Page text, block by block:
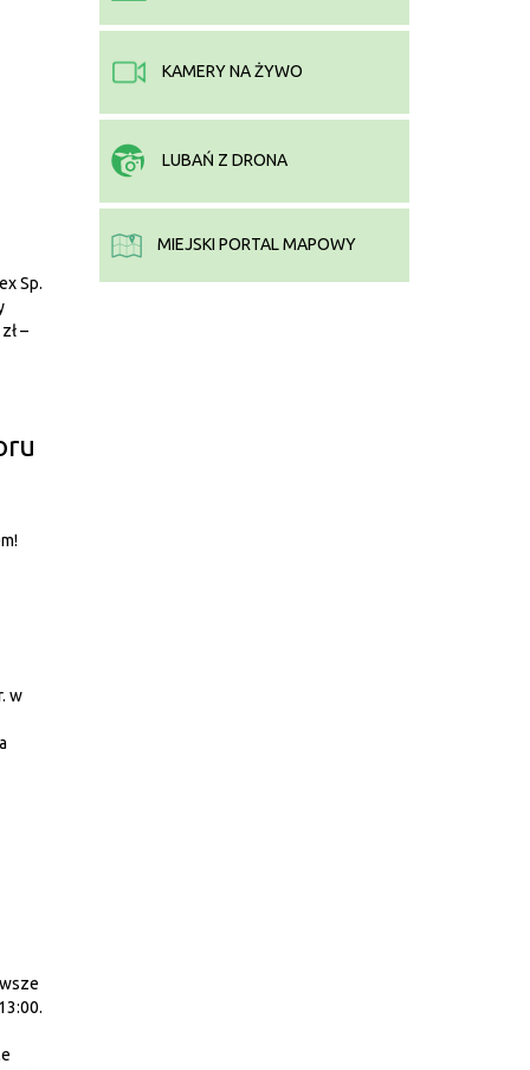
Sp.
–
w
KAMERY NA ŻYWO
LUBAŃ Z DRONA
MIEJSKI PORTAL MAPOWY